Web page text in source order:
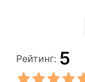
Рейтинг: 5